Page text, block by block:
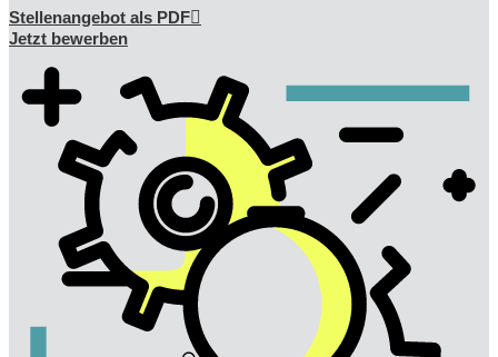
Stellenangebot als PDF
Jetzt bewerben